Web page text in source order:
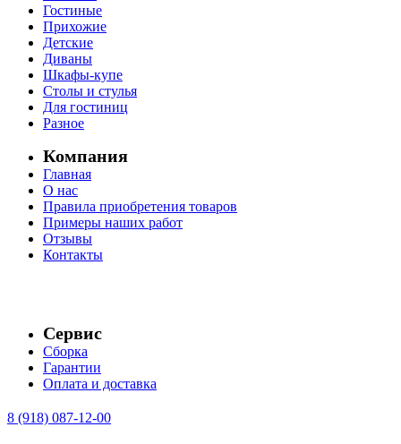
Гостиные
Прихожие
Детские
Диваны
Шкафы-купе
Столы и стулья
Для гостиниц
Разное
Компания
Главная
О нас
Правила приобретения товаров
Примеры наших работ
Отзывы
Контакты
Сервис
Сборка
Гарантии
Оплата и доставка
8 (918) 087-12-00